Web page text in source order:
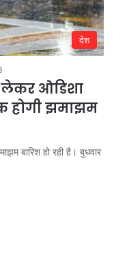
देश
लेकर ओडिशा
होगी झमाझम
बारिश हो रही है। बुधवार